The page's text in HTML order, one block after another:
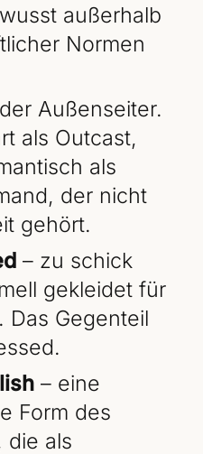
außerhalb
Normen
Außenseiter.
als Outcast,
als
der nicht
gehört.
– zu schick
gekleidet für
Das Gegenteil
– eine
Form des
die als